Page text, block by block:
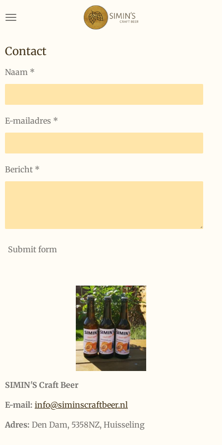
to
content
Contact
Naam *
E-mailadres *
Bericht *
Submit form
SIMIN'S Craft Beer
E-mail: info@siminscraftbeer.nl
Adres: Den Dam, 5358NZ, Huisseling